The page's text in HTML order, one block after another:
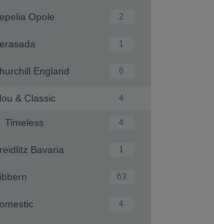
Opole 2
1
England 6
& Classic 4
Timeless 4
Bavaria 1
63
4